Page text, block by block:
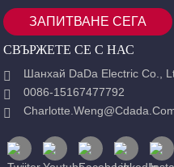
ЗАПИТВАНЕ СЕГА
СВЪРЖЕТЕ СЕ С НАС
Шанхай DaDa Electric Co.,
0086-15167477792